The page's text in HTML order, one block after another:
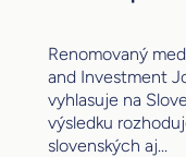
Renomovaný
and Investment
vyhlasuje na
výsledku
slovenských aj...